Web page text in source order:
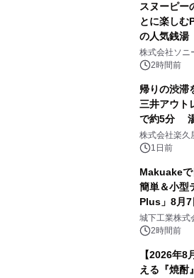
スヌーピー
とに楽し
の人気銭湯
ラボレー
ボグッズも
株式会社ソニ
2時間前
帰りの渋滞
三井アウト
で約5分 湯
メニューを
株式会社楽久
1日前
Makuakeで
簡単＆小型
Plus」8月7
ーブル1本
ぐっと豊かに
城下工業株式
2時間前
【2026年8
える『焼酎